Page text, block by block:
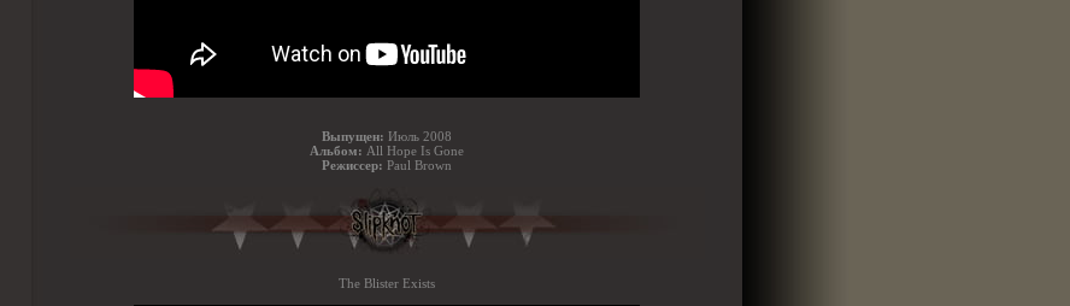
Выпущен: Июль 2008
Альбом: All Hope Is Gone
Режиссер: Paul Brown
The Blister Exists